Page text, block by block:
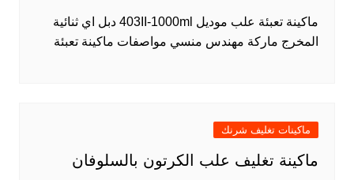
ماكينة تعبئة علب موديل 403II-1000ml دبل اي ثنائية
المخرج ماركة مهندس منسي مواصفات ماكينة تعبئة
ماكينات تغليف شرنك
ماكينة تغليف علب الكرتون بالسلوفان